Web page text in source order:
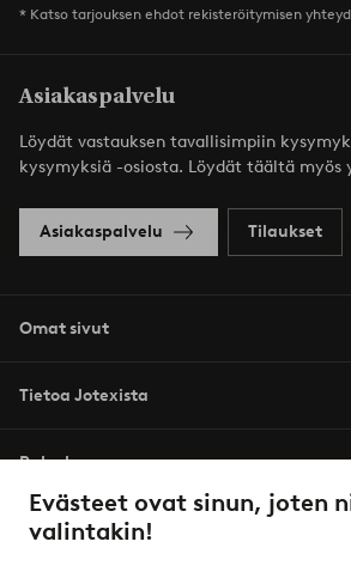
Evästeet ovat sinun, joten
valintakin!
* Katso tarjouksen ehdot rekisteröitymisen
Asiakaspalvelu
Löydät vastauksen tavallisimpiin
kysymyksiä -osiosta. Löydät täältä myös
Asiakaspalvelu Tilaukset
Omat sivut
Tietoa Jotexista
Palvelumme
Ehdot